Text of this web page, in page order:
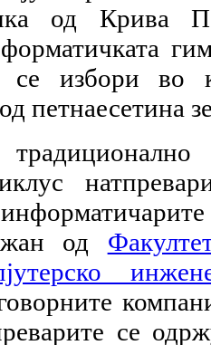
од Крива
се избори во
петнаесетина
од
се